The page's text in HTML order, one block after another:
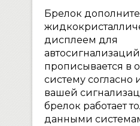
Брелок
дисплеем для
прописывается в
систему согласно
вашей
брелок работает
данными